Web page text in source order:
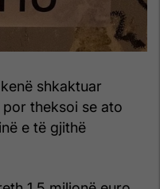
shkaktuar
theksoi se ato
e të gjithë